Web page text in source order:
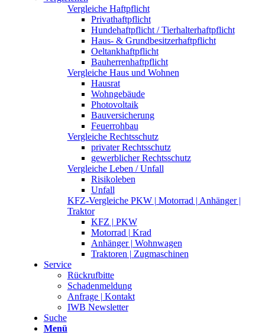
Vergleiche Haftpflicht
Privathaftpflicht
Hundehaftpflicht / Tierhalterhaftpflicht
Haus- & Grundbesitzerhaftpflicht
Oeltankhaftpflicht
Bauherrenhaftpflicht
Vergleiche Haus und Wohnen
Hausrat
Wohngebäude
Photovoltaik
Bauversicherung
Feuerrohbau
Vergleiche Rechtsschutz
privater Rechtsschutz
gewerblicher Rechtsschutz
Vergleiche Leben / Unfall
Risikoleben
Unfall
KFZ-Vergleiche PKW | Motorrad | Anhänger |
Traktor
KFZ | PKW
Motorrad | Krad
Anhänger | Wohnwagen
Traktoren | Zugmaschinen
Service
Rückrufbitte
Schadenmeldung
Anfrage | Kontakt
IWB Newsletter
Suche
Menü